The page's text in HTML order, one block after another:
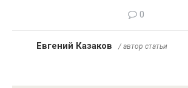
0
Евгений Казаков / автор статьи